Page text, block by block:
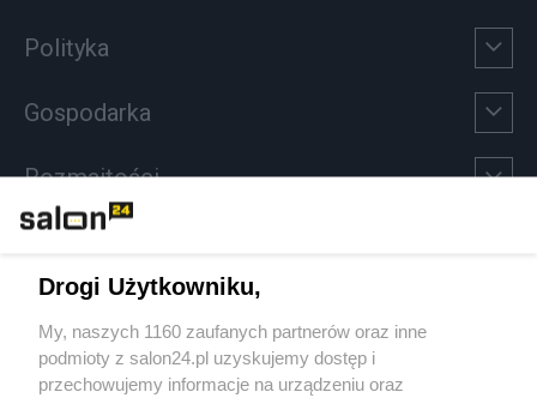
Polityka
Gospodarka
Rozmaitości
Sport
Społeczeństwo
Drogi Użytkowniku,
My, naszych 1160 zaufanych partnerów oraz inne
podmioty z salon24.pl uzyskujemy dostęp i
przechowujemy informacje na urządzeniu oraz